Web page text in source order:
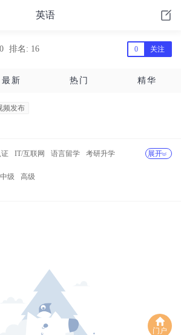
门户
英语
排名: 16 0 关注
最新 热门 精华
频发布
IT/互联网 语言留学
考研升学
展开
中级 高级